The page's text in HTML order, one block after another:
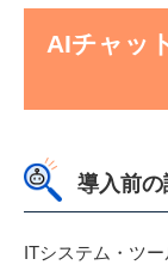
AIチャッ
導入前の
ITシステム・ツ